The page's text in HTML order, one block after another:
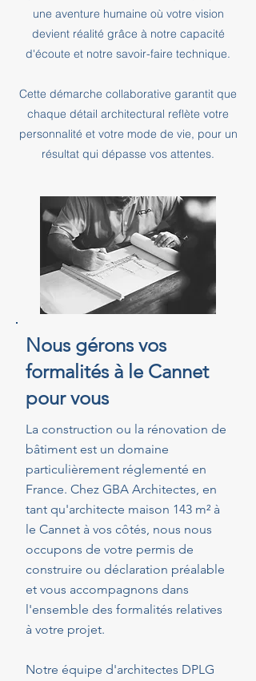
une aventure humaine où votre vision
devient réalité grâce à notre capacité
d'écoute et notre savoir-faire technique.
Cette démarche collaborative garantit que
chaque détail architectural reflète votre
personnalité et votre mode de vie, pour un
résultat qui dépasse vos attentes.
Nous gérons vos
formalités à le Cannet
pour vous
La construction ou la rénovation de
bâtiment est un domaine
particulièrement réglementé en
France. Chez GBA Architectes, en
tant qu'architecte maison 143 m² à
le Cannet à vos côtés, nous nous
occupons de votre permis de
construire ou déclaration préalable
et vous accompagnons dans
l'ensemble des formalités relatives
à votre projet.
Notre équipe d'architectes DPLG